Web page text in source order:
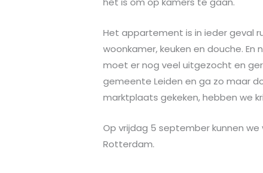
Het appartement is in ieder geval
woonkamer, keuken en douche.
moet er nog veel uitgezocht en
gemeente Leiden en ga zo maar
marktplaats gekeken, hebben we
Op vrijdag 5 september kunnen
Rotterdam.